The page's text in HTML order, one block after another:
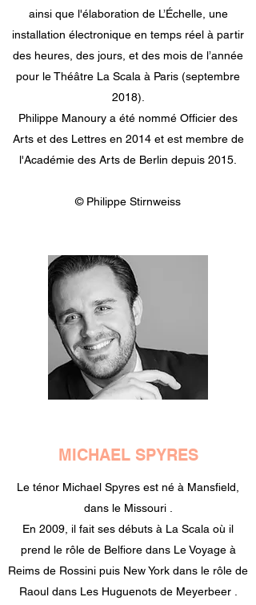
ainsi que l'élaboration de L’Échelle, une
installation électronique en temps réel à partir
des heures, des jours, et des mois de l’année
pour le Théâtre La Scala à Paris (septembre
2018).
Philippe Manoury a été nommé Officier des
Arts et des Lettres en 2014 et est membre de
l'Académie des Arts de Berlin depuis 2015.
© Philippe Stirnweiss
MICHAEL SPYRES
Le ténor Michael Spyres est né à Mansfield,
dans le Missouri .
En 2009, il fait ses débuts à La Scala où il
prend le rôle de Belfiore dans Le Voyage à
Reims de Rossini puis New York dans le rôle de
Raoul dans Les Huguenots de Meyerbeer .